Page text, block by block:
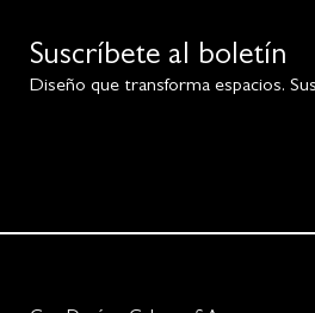
Suscríbete al boletín
Diseño que transforma espacios.